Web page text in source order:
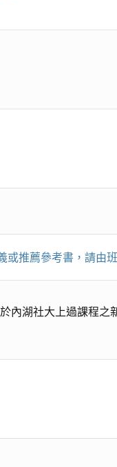
推薦參考書，請由
內湖社大上過課程